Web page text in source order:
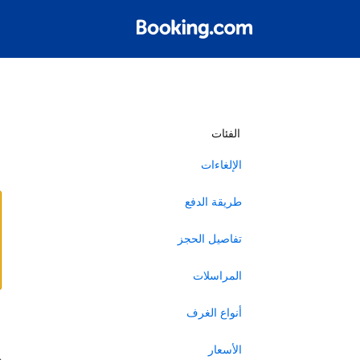
الفئات
الإلغاءات
طريقة الدفع
تفاصيل الحجز
المراسلات
أنواع الغرف
الأسعار